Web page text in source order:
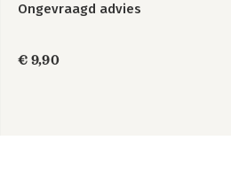
Ongevraagd advies
€ 9,90